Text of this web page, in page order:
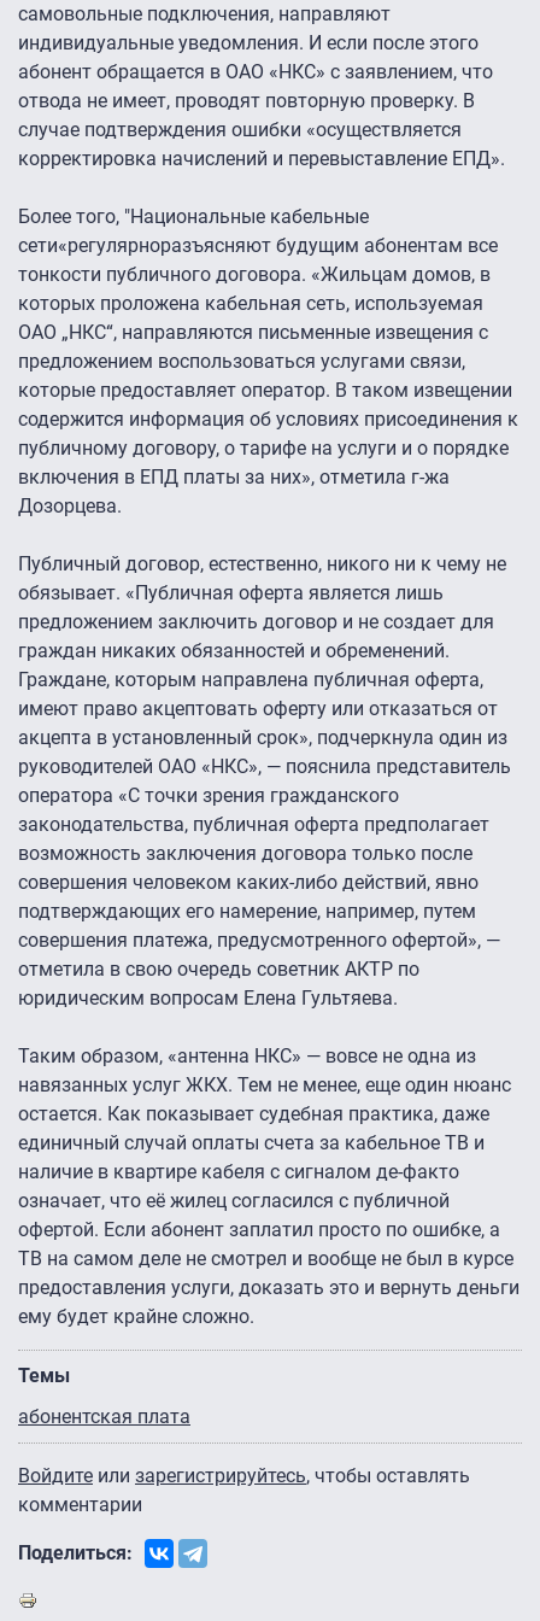
самовольные подключения, направляют
индивидуальные уведомления. И если после этого
абонент обращается в ОАО «НКС» с заявлением, что
отвода не имеет, проводят повторную проверку. В
случае подтверждения ошибки «осуществляется
корректировка начислений и перевыставление ЕПД».
Более того, "Национальные кабельные
сети«регулярноразъясняют будущим абонентам все
тонкости публичного договора. «Жильцам домов, в
которых проложена кабельная сеть, используемая
ОАО „НКС“, направляются письменные извещения с
предложением воспользоваться услугами связи,
которые предоставляет оператор. В таком извещении
содержится информация об условиях присоединения к
публичному договору, о тарифе на услуги и о порядке
включения в ЕПД платы за них», отметила г-жа
Дозорцева.
Публичный договор, естественно, никого ни к чему не
обязывает. «Публичная оферта является лишь
предложением заключить договор и не создает для
граждан никаких обязанностей и обременений.
Граждане, которым направлена публичная оферта,
имеют право акцептовать оферту или отказаться от
акцепта в установленный срок», подчеркнула один из
руководителей ОАО «НКС», — пояснила представитель
оператора «С точки зрения гражданского
законодательства, публичная оферта предполагает
возможность заключения договора только после
совершения человеком каких-либо действий, явно
подтверждающих его намерение, например, путем
совершения платежа, предусмотренного офертой», —
отметила в свою очередь советник АКТР по
юридическим вопросам Елена Гультяева.
Таким образом, «антенна НКС» — вовсе не одна из
навязанных услуг ЖКХ. Тем не менее, еще один нюанс
остается. Как показывает судебная практика, даже
единичный случай оплаты счета за кабельное ТВ и
наличие в квартире кабеля с сигналом де-факто
означает, что её жилец согласился с публичной
офертой. Если абонент заплатил просто по ошибке, а
ТВ на самом деле не смотрел и вообще не был в курсе
предоставления услуги, доказать это и вернуть деньги
ему будет крайне сложно.
Темы
абонентская плата
Войдите или зарегистрируйтесь, чтобы оставлять
комментарии
Поделиться: